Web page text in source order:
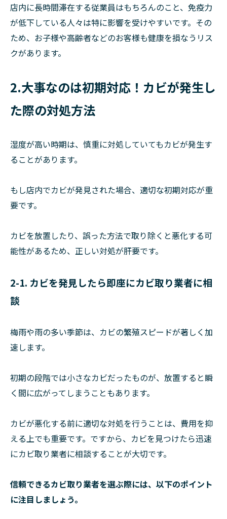
店内に長時間滞在する従業員はもちろんのこと、免疫力
が低下している人々は特に影響を受けやすいです。その
ため、お子様や高齢者などのお客様も健康を損なうリス
クがあります。
2.大事なのは初期対応！カビが発生し
た際の対処方法
湿度が高い時期は、慎重に対処していてもカビが発生す
ることがあります。
もし店内でカビが発見された場合、適切な初期対応が重
要です。
カビを放置したり、誤った方法で取り除くと悪化する可
能性があるため、正しい対処が肝要です。
2-1. カビを発見したら即座にカビ取り業者に相
談
梅雨や雨の多い季節は、カビの繁殖スピードが著しく加
速します。
初期の段階では小さなカビだったものが、放置すると瞬
く間に広がってしまうこともあります。
カビが悪化する前に適切な対処を行うことは、費用を抑
える上でも重要です。ですから、カビを見つけたら迅速
にカビ取り業者に相談することが大切です。
信頼できるカビ取り業者を選ぶ際には、以下のポイント
に注目しましょう。